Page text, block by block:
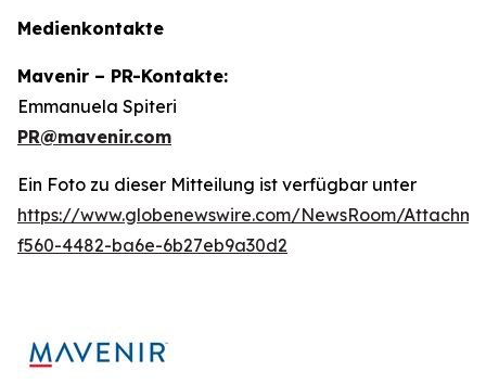
Medienkontakte
Mavenir – PR-Kontakte:
Emmanuela Spiteri
PR@mavenir.com
Ein Foto zu dieser Mitteilung ist verfügbar unter
https://www.globenewswire.com/NewsRoom/
f560-4482-ba6e-6b27eb9a30d2